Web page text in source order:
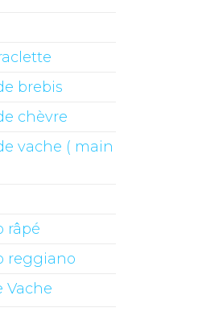
brebis
chèvre
vache ( main
râpé
reggiano
Vache